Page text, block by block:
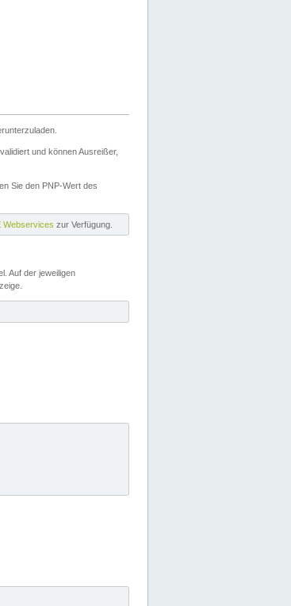
und können Ausreißer,
Sie den PNP-Wert des
Webservices zur Verfügung.
Auf der jeweiligen